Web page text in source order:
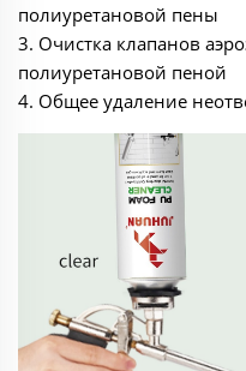
полиуретановой пены
3. Очистка клапанов
полиуретановой пеной
‌4. Общее удаление